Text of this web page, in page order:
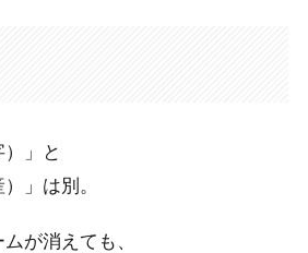
）」と
」は別。
が消えても、